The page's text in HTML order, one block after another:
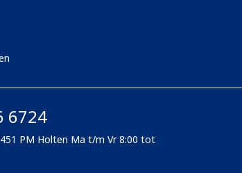
6724
PM Holten Ma t/m Vr 8:00 tot